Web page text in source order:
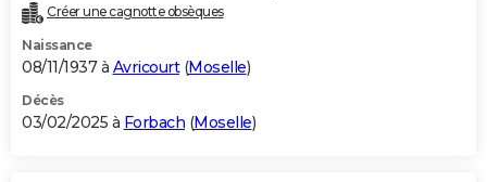
Créer une cagnotte obsèques
Naissance
08/11/1937 à Avricourt(Moselle)
Décès
03/02/2025 à Forbach (Moselle)